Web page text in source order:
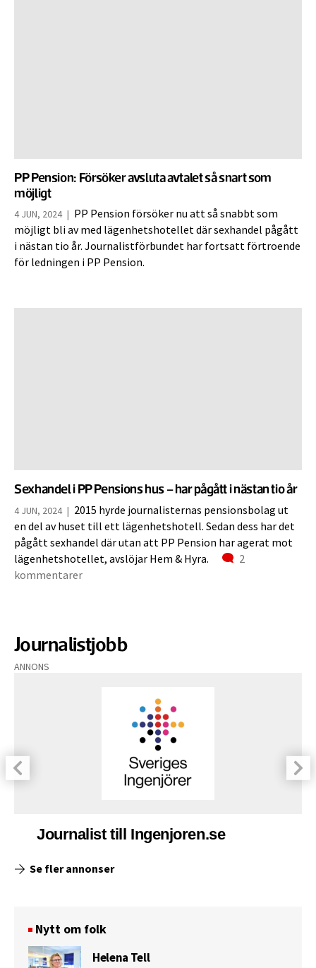
PP Pension: Försöker avsluta avtalet så snart som
möjligt
4 JUN, 2024 | PP Pension försöker nu att så snabbt som
möjligt bli av med lägenhetshotellet där sexhandel pågått
i nästan tio år. Journalistförbundet har fortsatt förtroende
för ledningen i PP Pension.
Sexhandel i PP Pensions hus – har pågått i nästan tio år
4 JUN, 2024 | 2015 hyrde journalisternas pensionsbolag ut
en del av huset till ett lägenhetshotell. Sedan dess har det
pågått sexhandel där utan att PP Pension har agerat mot
lägenhetshotellet, avslöjar Hem & Hyra.
Kommentarer
2
kommentarer
Journalistjobb
ANNONS
Journalist till Ingenjoren.se
Se fler annonser
Nytt om folk
Helena Tell